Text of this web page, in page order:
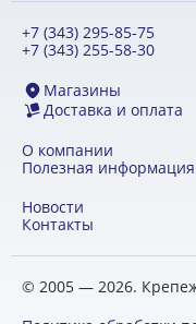
+7 (343) 295-85-75
+7 (343) 255-58-30
Магазины
Доставка и оплата
О компании
Полезная информация
Новости
Контакты
© 2005 — 2026.